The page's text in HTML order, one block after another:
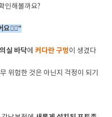
인해볼까요?
😮‍💨”
실 바닥
위험한 것은 아닌지 걱정이 되기